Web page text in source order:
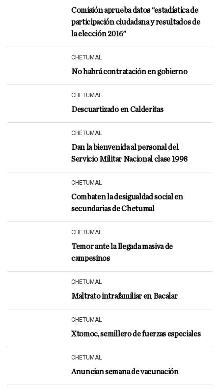
Comisión aprueba datos “estadística de
participación ciudadana y resultados de
la elección 2016”
CHETUMAL
No habrá contratación en gobierno
CHETUMAL
Descuartizado en Calderitas
CHETUMAL
Dan la bienvenida al personal del
Servicio Militar Nacional clase 1998
CHETUMAL
Combaten la desigualdad social en
secundarias de Chetumal
CHETUMAL
Temor ante la llegada masiva de
campesinos
CHETUMAL
Maltrato intrafamiliar en Bacalar
CHETUMAL
Xtomoc, semillero de fuerzas especiales
CHETUMAL
Anuncian semana de vacunación